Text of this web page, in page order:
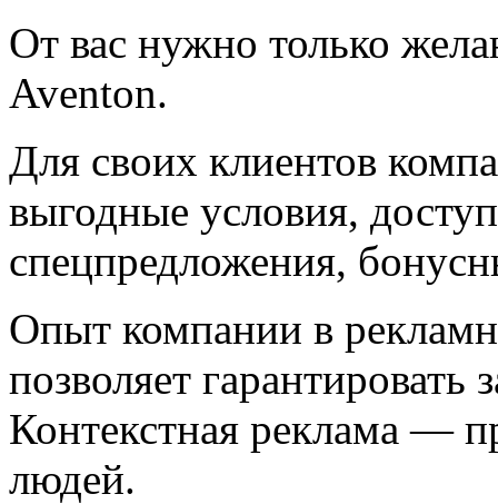
От вас нужно только
Aventon.
Для своих клиентов
выгодные условия,
спецпредложения,
Опыт компании в
позволяет гарантировать
Контекстная реклама —
людей.